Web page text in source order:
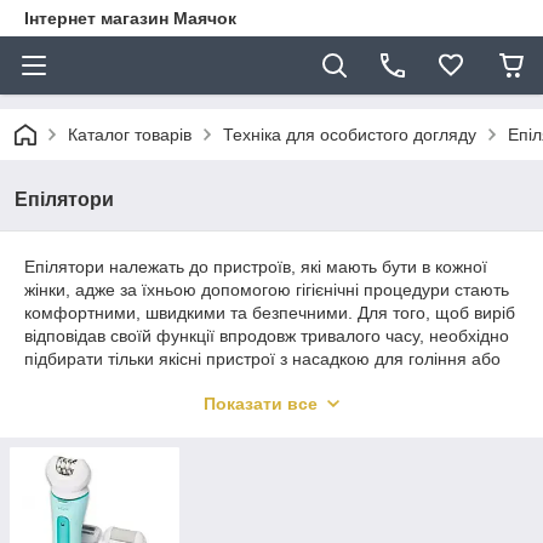
Інтернет магазин Маячок
Каталог товарів Техніка для особистого догляду
Епілятори
Епілятори належать до пристроїв, які мають бути в кожної
жінки, адже за їхньою допомогою гігієнічні процедури стають
комфортними, швидкими та безпечними. Для того, щоб виріб
відповідав своїй функції впродовж тривалого часу, необхідно
підбирати тільки якісні пристрої з насадкою для гоління або
епілятори від відомих виробників Gemei, Kemei, які
Особливості лазерних і бритвних
Показати все